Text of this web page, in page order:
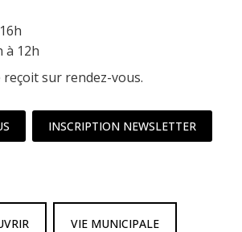
à 12h
sur rendez-vous.
INSCRIPTION NEWSLETTER
VIE MUNICIPALE